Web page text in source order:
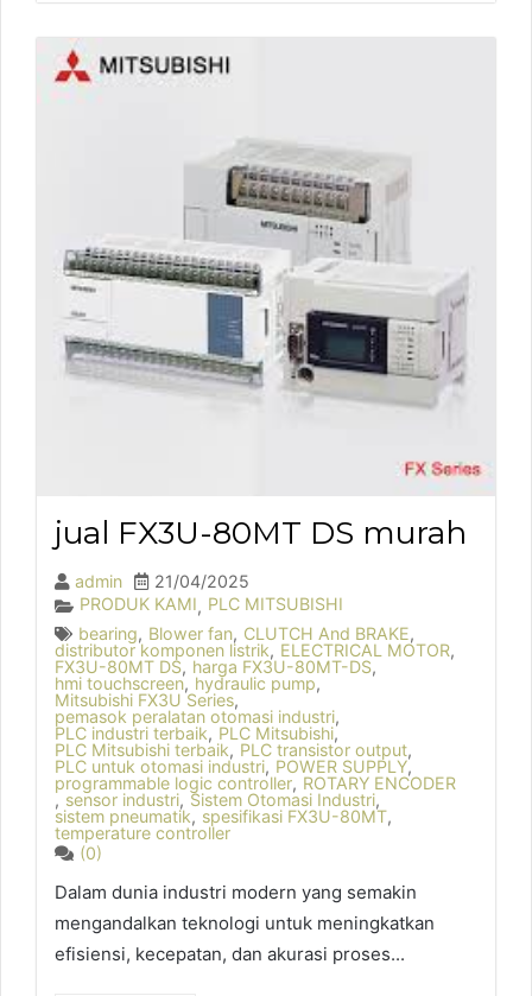
jual FX3U-80MT DS murah
admin
21/04/2025
PRODUK KAMI, PLC MITSUBISHI
bearing, Blower fan, CLUTCH And BRAKE,
distributor komponen listrik, ELECTRICAL MOTOR,
FX3U-80MT DS, harga FX3U-80MT-DS,
hmi touchscreen, hydraulic pump,
Mitsubishi FX3U Series,
pemasok peralatan otomasi industri,
PLC industri terbaik, PLC Mitsubishi,
PLC Mitsubishi terbaik, PLC transistor output,
PLC untuk otomasi industri, POWER SUPPLY,
programmable logic controller, ROTARY ENCODER
, sensor industri, Sistem Otomasi Industri,
sistem pneumatik, spesifikasi FX3U-80MT,
temperature controller
(0)
Dalam dunia industri modern yang semakin
mengandalkan teknologi untuk meningkatkan
efisiensi, kecepatan, dan akurasi proses...